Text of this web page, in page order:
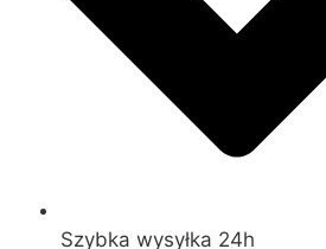
Szybka wysyłka 24h